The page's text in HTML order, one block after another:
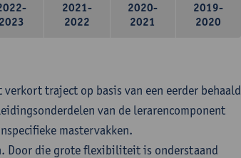
2023
2021-
2022
2020-
2021
2019-
2020
traject op basis van een eerder behaald
van de lerarencomponent
mastervakken.
Door die grote flexibiliteit is onderstaand